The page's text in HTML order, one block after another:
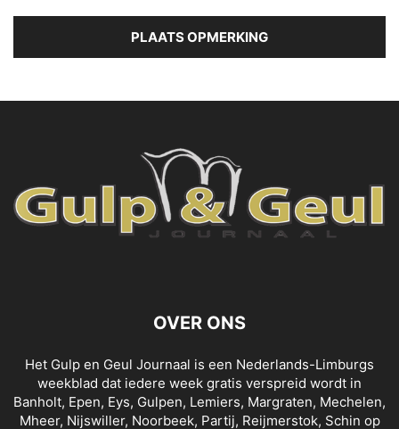
OVER ONS
Het Gulp en Geul Journaal is een Nederlands-Limburgs
weekblad dat iedere week gratis verspreid wordt in
Banholt, Epen, Eys, Gulpen, Lemiers, Margraten, Mechelen,
Mheer, Nijswiller, Noorbeek, Partij, Reijmerstok, Schin op